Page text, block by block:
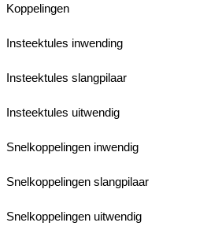
Koppelingen
Insteektules inwending
Insteektules slangpilaar
Insteektules uitwendig
Snelkoppelingen inwendig
Snelkoppelingen slangpilaar
Snelkoppelingen uitwendig